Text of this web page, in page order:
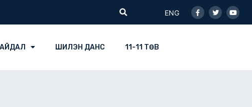
Search
ENG
f
ШИЛЭН ДАНС 11-11 ТӨВ